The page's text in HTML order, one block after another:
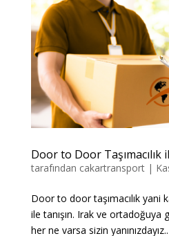
Door to Door Taşımacılık
tarafından cakartransport|
Door to door taşımacılık yani
ile tanışın. Irak ve ortadoğuya
her ne varsa sizin yanınızdayız..